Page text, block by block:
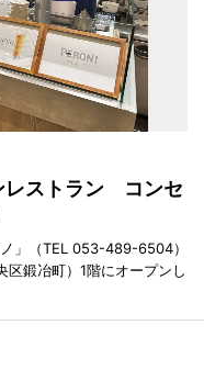
レストラン コンセ
」（TEL 053-489-6504）
区鍛冶町）1階にオープンし